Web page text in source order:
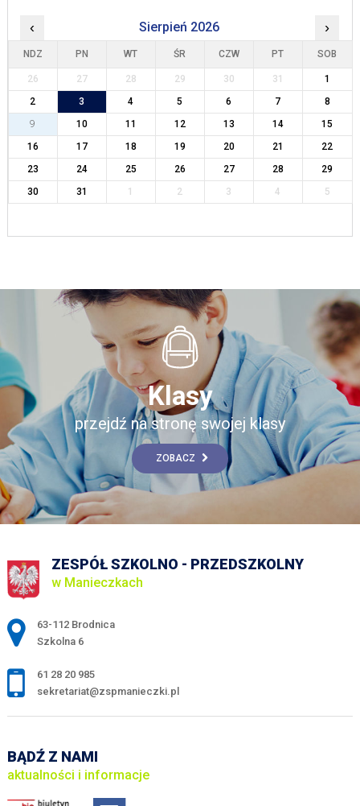
‹ Sierpień 2026 ›
NDZ PN WT ŚR CZW PT SOB
26 27 28 29 30 31
1
2
3 4 5 6 7
8
9
10 11 12 13 14
15
16
17 18 19 20 21
22
23
24 25 26 27 28
29
30
31 1 2 3 4 5
Klasy
przejdź na stronę swojej klasy
ZOBACZ
ZESPÓŁ SZKOLNO - PRZEDSZKOLNY
w Manieczkach
Adres pocztowy:
63-112 Brodnica
Szkolna 6
61 28 20 985
sekretariat@zspmanieczki.pl
BĄDŹ Z NAMI
aktualności i informacje